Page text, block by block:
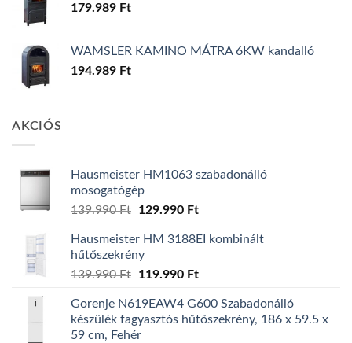
179.989 Ft
WAMSLER KAMINO MÁTRA 6KW kandalló
194.989 Ft
AKCIÓS
Hausmeister HM1063 szabadonálló
mosogatógép
139.990Ft
Original
was:
139.990 Ft.
129.990 FtCurrent
is:
Hausmeister HM 3188EI kombinált
hűtőszekrény
139.990Ft
Original
was:
139.990 Ft.
119.990 FtCurrent
is:
119.990 Ft.
Gorenje N619EAW4 G600 Szabadonálló
készülék fagyasztós hűtőszekrény, 186 x 59.5 x
59 cm, Fehér